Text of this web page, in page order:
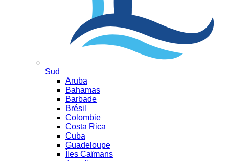
Sud
Aruba
Bahamas
Barbade
Brésil
Colombie
Costa Rica
Cuba
Guadeloupe
Îles Caïmans